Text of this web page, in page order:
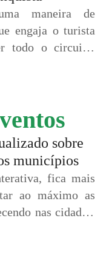
maneira de
engaja o turista
todo o circuito,
nas cidades
sobre
municípios
fica mais
ao máximo as
nas cidades,
de divulgar e